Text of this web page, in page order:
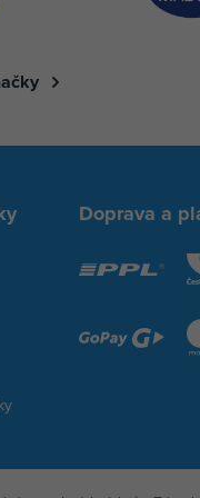
Doprava a